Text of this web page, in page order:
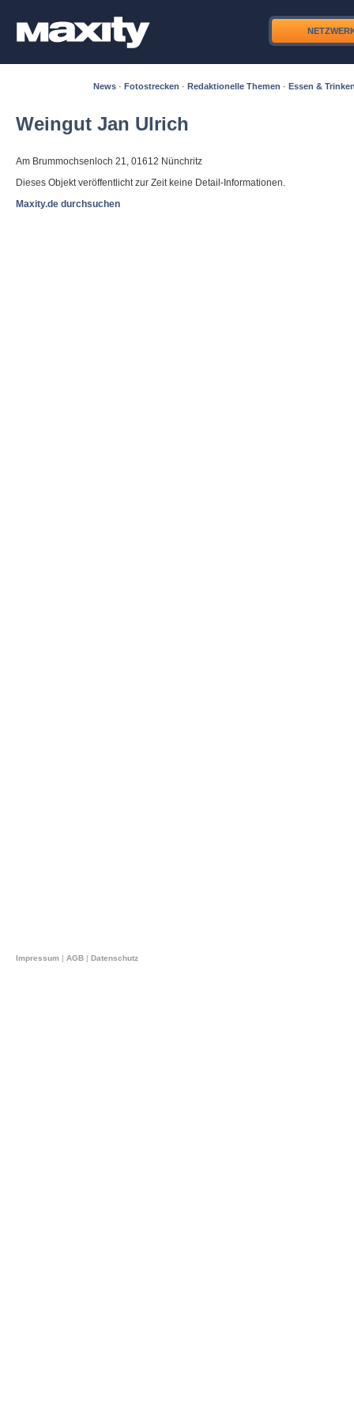
News · Fotostrecken · Redaktionelle Themen · Essen &
Weingut Jan Ulrich
Am Brummochsenloch 21, 01612 Nünchritz
Dieses Objekt veröffentlicht zur Zeit keine Detail-Informationen.
Maxity.de durchsuchen
Impressum AGB Datenschutz